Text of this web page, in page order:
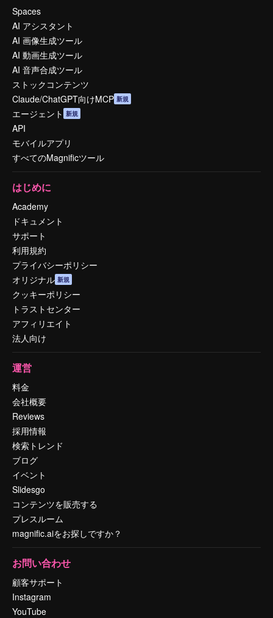
Spaces
AI アシスタント
AI 画像生成ツール
AI 動画生成ツール
AI 音声合成ツール
ストックコンテンツ
Claude/ChatGPT向けMCP 新規
エージェント 新規
API
モバイルアプリ
すべてのMagnificツール
はじめに
Academy
ドキュメント
サポート
利用規約
プライバシーポリシー
オリジナル 新規
クッキーポリシー
トラストセンター
アフィリエイト
法人向け
運営
料金
会社概要
Reviews
採用情報
検索トレンド
ブログ
イベント
Slidesgo
コンテンツを販売する
プレスルーム
magnific.aiをお探しですか？
お問い合わせ
顧客サポート
Instagram
YouTube